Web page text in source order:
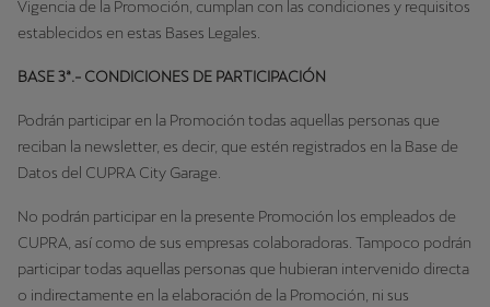
Vigencia de la Promoción, cumplan con las condiciones y requisitos
establecidos en estas Bases Legales.
BASE 3ª.- CONDICIONES DE PARTICIPACIÓN
Podrán participar en la Promoción todas aquellas personas que
reciban la newsletter, es decir, que estén registrados en la Base de
Datos del CUPRA City Garage.
No podrán participar en la presente Promoción los empleados de
CUPRA, así como de sus empresas colaboradoras. Tampoco podrán
participar todas aquellas personas que hubieran intervenido directa
o indirectamente en la elaboración de la Promoción, ni sus